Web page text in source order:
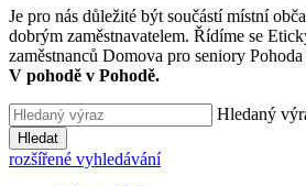
Je pro nás důležité být součástí místní
dobrým zaměstnavatelem. Řídíme se
zaměstnanců Domova pro seniory
V pohodě v Pohodě.
Hledaný
Hledat
rozšířené vyhledávání